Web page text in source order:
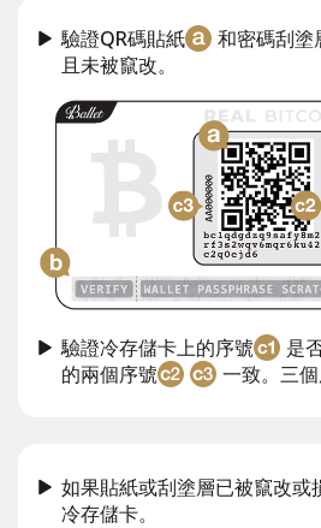
驗證QR碼貼紙 和密碼刮塗
且未被竄改。
驗證冷存儲卡上的序號
是
的兩個序號
一致。三個
如果貼紙或刮塗層已被竄改或
冷存儲卡。